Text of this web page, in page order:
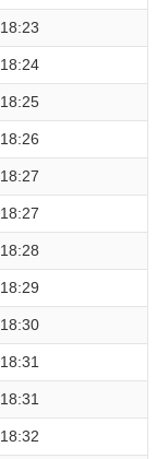
18:23
18:24
18:25
18:26
18:27
18:27
18:28
18:29
18:30
18:31
18:31
18:32